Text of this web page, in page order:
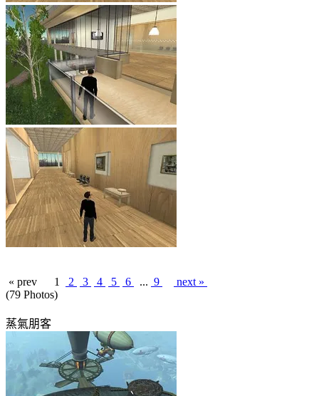
« prev 1 2 3 4 5 6 ... 9
next »
(79 Photos)
蒸氣朋客